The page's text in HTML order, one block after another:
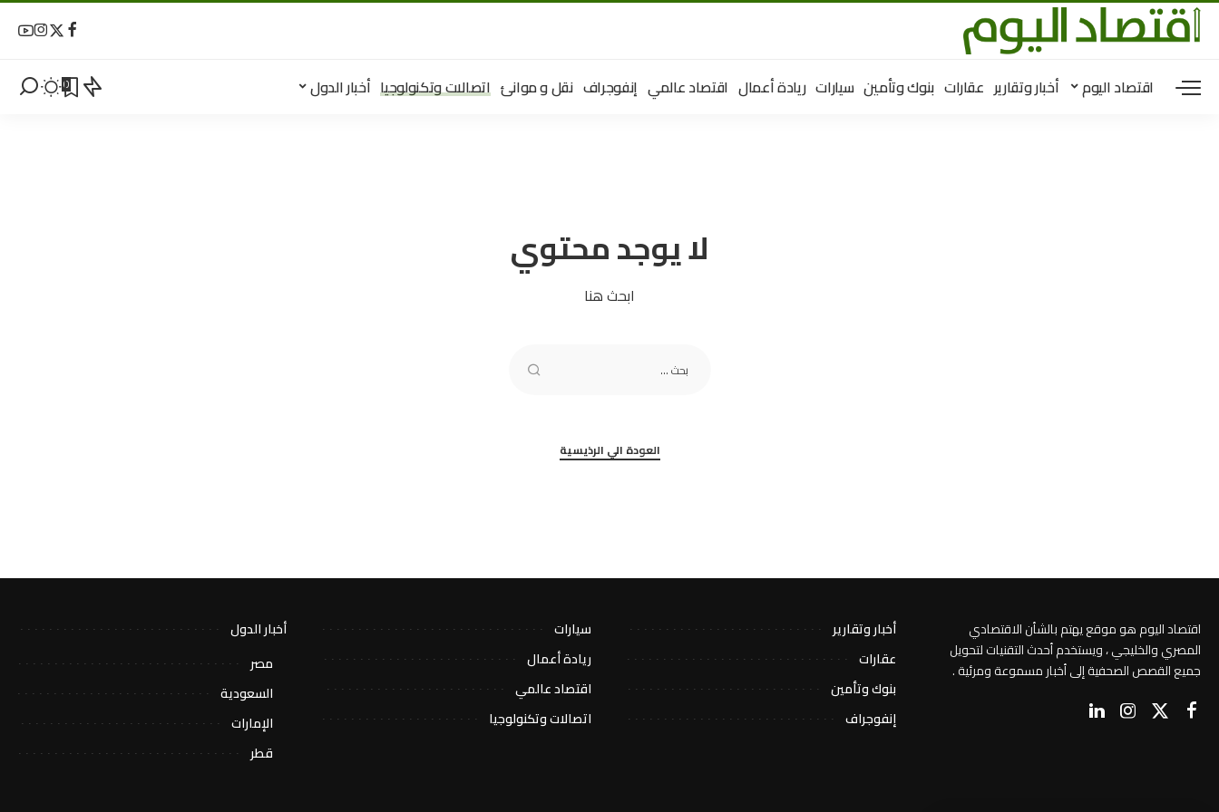
اقتصاد اليوم أخبار وتقارير عقارات بنوك وتأمين سيارات ريادة أعمال اقتصاد عالمي إنفوجراف نقل و موانئ اتصالات وتكنولوجيا أخبار الدول 0
لا يوجد محتوي
ابحث هنا
العودة الي الرذيسية
اقتصاد اليوم هو موقع يهتم بالشأن الاقتصادي
المصري والخليجي ، ويستخدم أحدث التقنيات لتحويل
جميع القصص الصحفية إلى أخبار مسموعة ومرئية .
أخبار وتقارير
عقارات
بنوك وتأمين
إنفوجراف
سيارات
ريادة أعمال
اقتصاد عالمي
اتصالات وتكنولوجيا
أخبار الدول
مصر
السعودية
الإمارات
قطر